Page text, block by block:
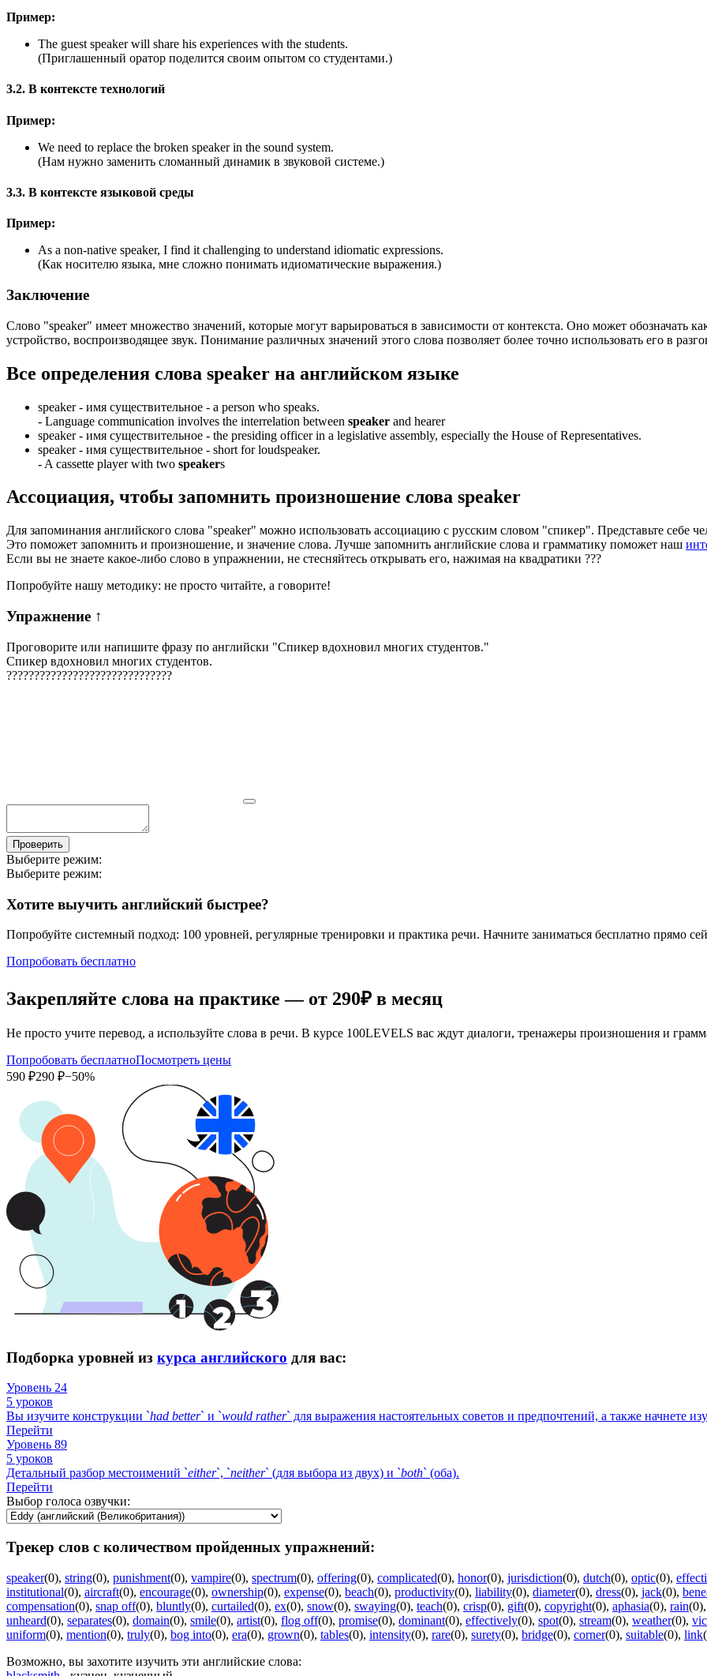
Пример:
The guest speaker will share his experiences with the students.
(Приглашенный оратор поделится своим опытом со студентами.)
3.2. В контексте технологий
Пример:
We need to replace the broken speaker in the sound system.
(Нам нужно заменить сломанный динамик в звуковой системе.)
3.3. В контексте языковой среды
Пример:
As a non-native speaker, I find it challenging to understand idiomatic expressions.
(Как носителю языка, мне сложно понимать идиоматические выражения.)
Заключение
Слово "speaker" имеет множество значений, которые могут варьироваться в зависимости от контекста. Оно может обозначать
устройство, воспроизводящее звук. Понимание различных значений этого слова позволяет более точно использовать его в
Все определения слова speaker на английском языке
speaker - имя существительное - a person who speaks.
- Language communication involves the interrelation between speaker and hearer
speaker - имя существительное - the presiding officer in a legislative assembly, especially the House of Representatives.
speaker - имя существительное - short for loudspeaker.
- A cassette player with two speakers
Ассоциация, чтобы запомнить произношение слова speaker
Для запоминания английского слова "speaker" можно использовать ассоциацию с русским словом "спикер". Представьте себе
Это поможет запомнить и произношение, и значение слова. Лучше запомнить английские слова и грамматику поможет наш
Если вы не знаете какое-либо слово в упражнении, не стесняйтесь открывать его, нажимая на квадратики ???
Попробуйте нашу методику: не просто читайте, а говорите!
Упражнение ↑
Проговорите или напишите фразу по английски "Спикер вдохновил многих студентов."
Спикер вдохновил многих студентов.
??????????????????????????????
Проверить
Выберите режим:
Выберите режим:
Хотите выучить английский быстрее?
Попробуйте системный подход: 100 уровней, регулярные тренировки и практика речи. Начните заниматься бесплатно прямо
Попробовать бесплатно
Закрепляйте слова на практике — от 290₽ в месяц
Не просто учите перевод, а используйте слова в речи. В курсе 100LEVELS вас ждут диалоги, тренажеры произношения и
Попробовать бесплатноПосмотреть цены
590 ₽290 ₽−50%
Подборка уровней из курса английского для вас:
Уровень 24
5 уроков
Вы изучите конструкции `had better` и `would rather` для выражения настоятельных советов и предпочтений, а также начнете
Перейти
Уровень 89
5 уроков
Детальный разбор местоимений `either`, `neither` (для выбора из двух) и `both` (оба).
Перейти
Выбор голоса озвучки:
Трекер слов с количеством пройденных упражнений:
speaker(0), string(0), punishment(0), vampire(0), spectrum(0), offering(0), complicated(0), honor(0), jurisdiction(0), dutch(0), optic(0),
institutional(0), aircraft(0), encourage(0), ownership(0), expense(0), beach(0), productivity(0), liability(0), diameter(0), dress(0), jack(0),
compensation(0), snap off(0), bluntly(0), curtailed(0), ex(0), snow(0), swaying(0), teach(0), crisp(0), gift(0), copyright(0), aphasia(0), rain(0)
unheard(0), separates(0), domain(0), smile(0), artist(0), flog off(0), promise(0), dominant(0), effectively(0), spot(0), stream(0), weather(0),
uniform(0), mention(0), truly(0), bog into(0), era(0), grown(0), tables(0), intensity(0), rare(0), surety(0), bridge(0), corner(0), suitable(0), link
Возможно, вы захотите изучить эти английские слова: